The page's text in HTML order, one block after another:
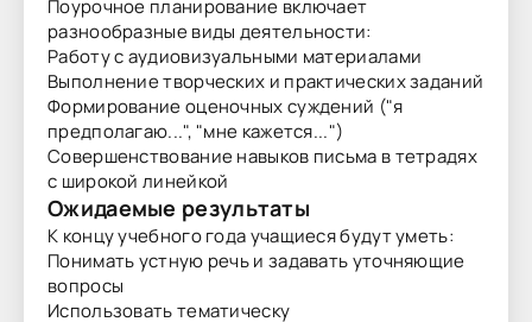
Поурочное планирование включает
разнообразные виды деятельности:
Работу с аудиовизуальными материалами
Выполнение творческих и практических заданий
Формирование оценочных суждений ("я
предполагаю...", "мне кажется...")
Совершенствование навыков письма в тетрадях
с широкой линейкой
Ожидаемые результаты
К концу учебного года учащиеся будут уметь:
Понимать устную речь и задавать уточняющие
вопросы
Использовать тематическу